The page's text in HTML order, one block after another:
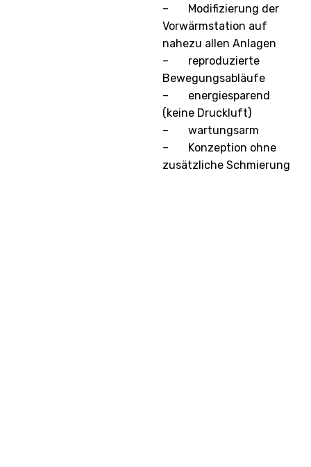
– Modifizierung der
Vorwärmstation auf
nahezu allen Anlagen
– reproduzierte
Bewegungsabläufe
– energiesparend
(keine Druckluft)
– wartungsarm
– Konzeption ohne
zusätzliche Schmierung